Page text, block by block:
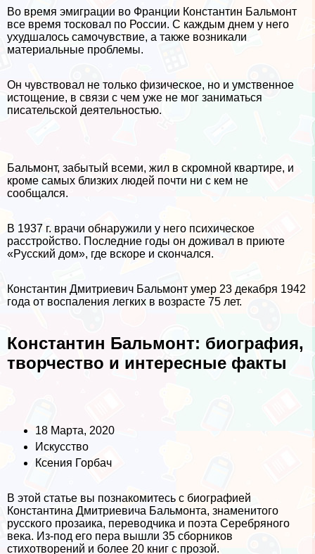
Во время эмиграции во Франции Константин Бальмонт
все время тосковал по России. С каждым днем у него
ухудшалось самочувствие, а также возникали
материальные проблемы.
Он чувствовал не только физическое, но и умственное
истощение, в связи с чем уже не мог заниматься
писательской деятельностью.
Бальмонт, забытый всеми, жил в скромной квартире, и
кроме самых близких людей почти ни с кем не
сообщался.
В 1937 г. врачи обнаружили у него психическое
расстройство. Последние годы он доживал в приюте
«Русский дом», где вскоре и скончался.
Константин Дмитриевич Бальмонт умер 23 декабря 1942
года от воспаления легких в возрасте 75 лет.
Константин Бальмонт: биография,
творчество и интересные факты
18 Марта, 2020
Искусство
Ксения Горбач
В этой статье вы познакомитесь с биографией
Константина Дмитриевича Бальмонта, знаменитого
русского прозаика, переводчика и поэта Серебряного
века. Из-под его пера вышли 35 сборников
стихотворений и более 20 книг с прозой.